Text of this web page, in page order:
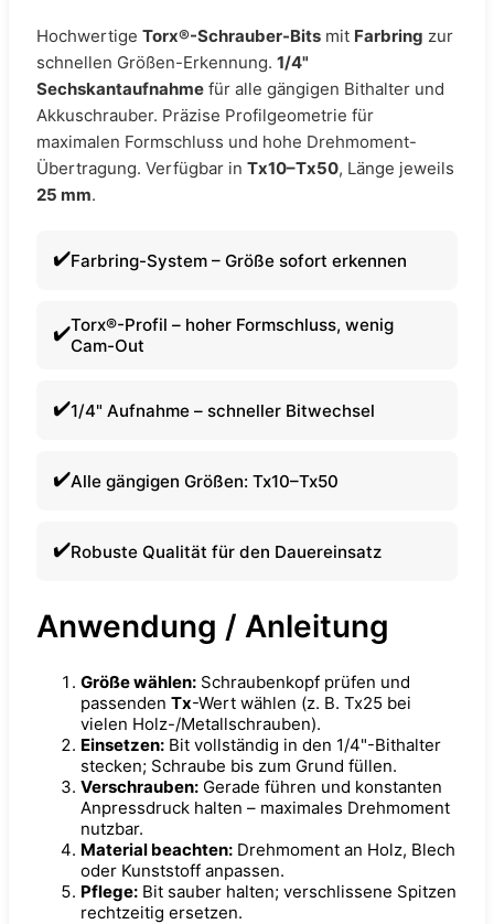
Hochwertige Torx®-Schrauber-Bits mit Farbring zur
schnellen Größen-Erkennung. 1/4"
Sechskantaufnahme für alle gängigen Bithalter und
Akkuschrauber. Präzise Profilgeometrie für
maximalen Formschluss und hohe Drehmoment-
Übertragung. Verfügbar in Tx10–Tx50, Länge jeweils
25 mm.
Farbring-System – Größe sofort erkennen
Torx®-Profil – hoher Formschluss, wenig
Cam-Out
1/4" Aufnahme – schneller Bitwechsel
Alle gängigen Größen: Tx10–Tx50
Robuste Qualität für den Dauereinsatz
Anwendung / Anleitung
Größe wählen: Schraubenkopf prüfen und
passenden Tx-Wert wählen (z. B. Tx25 bei
vielen Holz-/Metallschrauben).
Einsetzen: Bit vollständig in den 1/4"-Bithalter
stecken; Schraube bis zum Grund füllen.
Verschrauben: Gerade führen und konstanten
Anpressdruck halten – maximales Drehmoment
nutzbar.
Material beachten: Drehmoment an Holz, Blech
oder Kunststoff anpassen.
Pflege: Bit sauber halten; verschlissene Spitzen
rechtzeitig ersetzen.